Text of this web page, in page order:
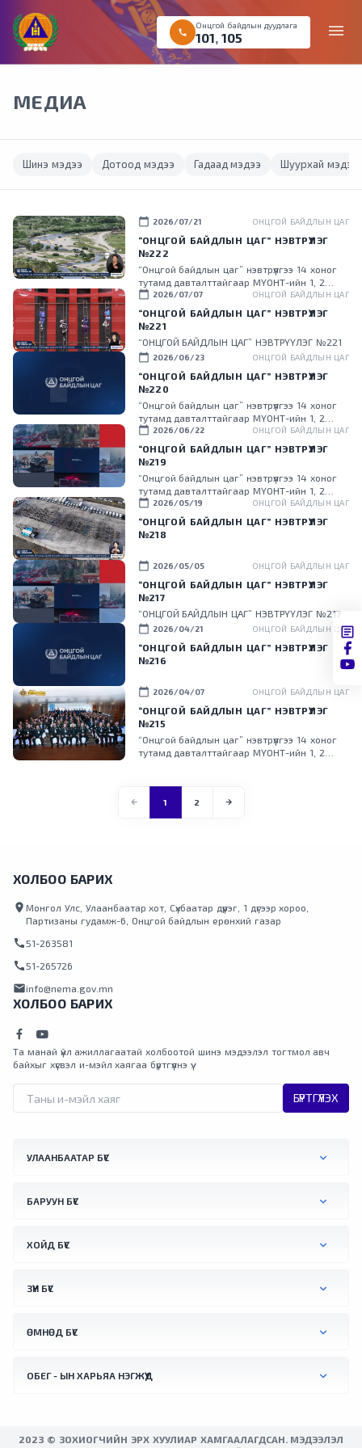
menu
call
Онцгой байдлын дуудлага
101 ,105
МЕДИА
Шинэ мэдээ Дотоод мэдээ Гадаад мэдээ Шуурхай мэдээ
calendar_today 2026/07/21 ОНЦГОЙ БАЙДЛЫН ЦАГ
“ОНЦГОЙ БАЙДЛЫН ЦАГ” НЭВТРҮҮЛЭГ
№222
“Онцгой байдлын цаг” нэвтрүүлгээ 14 хоног
тутамд давталттайгаар МҮОНТ-ийн 1, 2
дугаар суваг, Малчин, UBS телевизүүдээр тус
тус хүлээн авч үзээрэй.
calendar_today 2026/07/07 ОНЦГОЙ БАЙДЛЫН ЦАГ
“ОНЦГОЙ БАЙДЛЫН ЦАГ” НЭВТРҮҮЛЭГ
№221
“ОНЦГОЙ БАЙДЛЫН ЦАГ” НЭВТРҮҮЛЭГ №221
calendar_today 2026/06/23 ОНЦГОЙ БАЙДЛЫН ЦАГ
“ОНЦГОЙ БАЙДЛЫН ЦАГ” НЭВТРҮҮЛЭГ
№220
“Онцгой байдлын цаг” нэвтрүүлгээ 14 хоног
тутамд давталттайгаар МҮОНТ-ийн 1, 2
дугаар суваг, Малчин, UBS телевизүүдээр тус
тус хүлээн авч үзээрэй.
calendar_today 2026/06/22 ОНЦГОЙ БАЙДЛЫН ЦАГ
“ОНЦГОЙ БАЙДЛЫН ЦАГ” НЭВТРҮҮЛЭГ
№219
“Онцгой байдлын цаг” нэвтрүүлгээ 14 хоног
тутамд давталттайгаар МҮОНТ-ийн 1, 2
дугаар суваг, Малчин, UBS телевизүүдээр тус
тус хүлээн авч үзээрэй.
calendar_today 2026/05/19 ОНЦГОЙ БАЙДЛЫН ЦАГ
“ОНЦГОЙ БАЙДЛЫН ЦАГ” НЭВТРҮҮЛЭГ
№218
calendar_today 2026/05/05 ОНЦГОЙ БАЙДЛЫН ЦАГ
“ОНЦГОЙ БАЙДЛЫН ЦАГ” НЭВТРҮҮЛЭГ
№217
“ОНЦГОЙ БАЙДЛЫН ЦАГ” НЭВТРҮҮЛЭГ №217
calendar_today 2026/04/21 ОНЦГОЙ БАЙДЛЫН ЦАГ
“ОНЦГОЙ БАЙДЛЫН ЦАГ” НЭВТРҮҮЛЭГ
№216
calendar_today 2026/04/07 ОНЦГОЙ БАЙДЛЫН ЦАГ
“ОНЦГОЙ БАЙДЛЫН ЦАГ” НЭВТРҮҮЛЭГ
№215
“Онцгой байдлын цаг” нэвтрүүлгээ 14 хоног
тутамд давталттайгаар МҮОНТ-ийн 1, 2
1 2
ХОЛБОО БАРИХ
location_on Монгол Улс, Улаанбаатар хот, Сүхбаатар дүүрэг, 1 дүгээр хороо,
Партизаны гудамж-6, Онцгой байдлын ерөнхий газар
call 51-263581
call 51-265726
mailinfo@nema.gov.mn
ХОЛБОО БАРИХ
Та манай үйл ажиллагаатай холбоотой шинэ мэдээлэл тогтмол авч
байхыг хүсвэл и-мэйл хаягаа бүртгүүлнэ үү.
БҮРТГҮҮЛЭХ
УЛААНБААТАР БҮС
БАРУУН БҮС
ХОЙД БҮС
ЗҮҮН БҮС
ӨМНӨД БҮС
ОБЕГ - ЫН ХАРЬЯА НЭГЖҮҮД
2023 © ЗОХИОГЧИЙН ЭРХ ХУУЛИАР ХАМГААЛАГДСАН. МЭДЭЭЛЭЛ